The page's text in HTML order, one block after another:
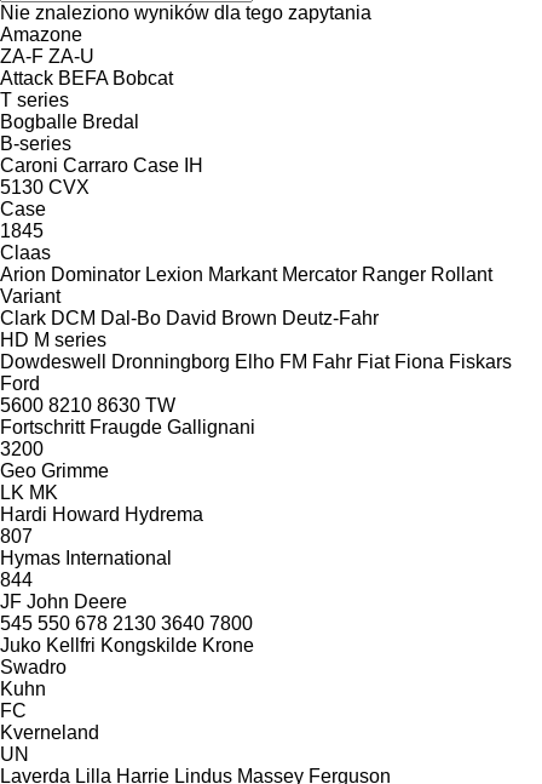
Nie znaleziono wyników dla tego zapytania
Amazone
ZA-F ZA-U
Attack BEFA Bobcat
T series
Bogballe Bredal
B-series
Caroni Carraro Case IH
5130 CVX
Case
1845
Claas
Arion Dominator Lexion Markant Mercator Ranger Rollant
Variant
Clark DCM Dal-Bo David Brown Deutz-Fahr
HD M series
Dowdeswell
Dronningborg Elho FM Fahr Fiat Fiona Fiskars
Ford
5600 8210 8630 TW
Fortschritt Fraugde Gallignani
3200
Geo Grimme
LK MK
Hardi Howard Hydrema
807
Hymas International
844
JF John Deere
545 550 678 2130 3640 7800
Juko Kellfri Kongskilde Krone
Swadro
Kuhn
FC
Kverneland
UN
Laverda Lilla Harrie Lindus Massey Ferguson